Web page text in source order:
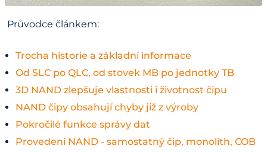
Průvodce článkem:
Trocha historie a základní informace
Od SLC po QLC, od stovek MB po jednotky TB
3D NAND zlepšuje vlastnosti i životnost čipu
NAND čipy obsahují chyby již z výroby
Pokročilé funkce správy dat
Provedení NAND - samostatný čip, monolith, COB